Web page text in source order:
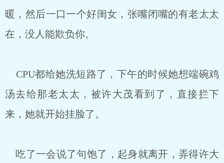
暖，然后一口一个好闺女，张嘴闭嘴的有老太太
在，没人能欺负你。
CPU都给她洗短路了，下午的时候她想端碗鸡
汤去给那老太太，被许大茂看到了，直接拦下
来，她就开始挂脸了。
吃了一会说了句饱了，起身就离开，弄得许大